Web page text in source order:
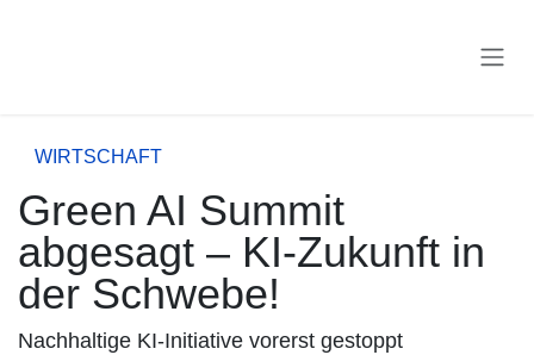
WIRTSCHAFT
Green AI Summit
abgesagt – KI-Zukunft in
der Schwebe!
Nachhaltige KI-Initiative vorerst gestoppt